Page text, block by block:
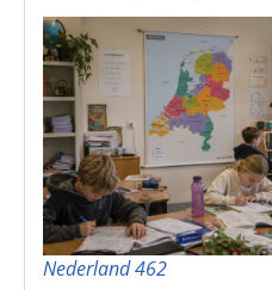
Nederland 462